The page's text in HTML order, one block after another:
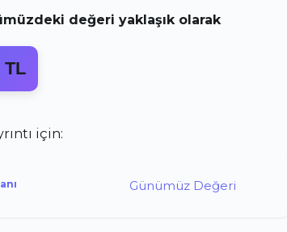
değeri yaklaşık olarak
TL
için:
Günümüz Değeri